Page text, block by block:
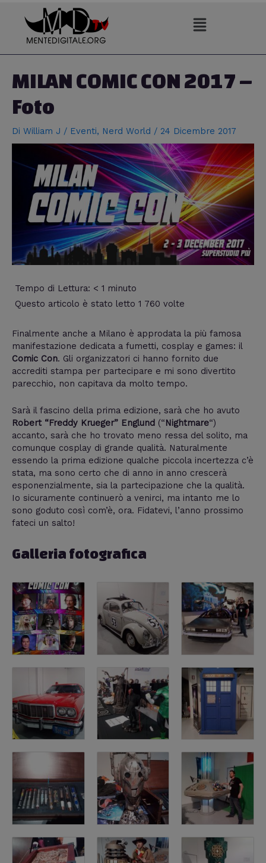
contenuto
MILAN COMIC CON 2017 –
Foto
Di William J / Eventi, Nerd World / 24 Dicembre 2017
Tempo di Lettura: < 1 minuto
Questo articolo è stato letto 1 760 volte
Finalmente anche a Milano è approdata la più famosa
manifestazione dedicata a fumetti, cosplay e games: il
Comic Con. Gli organizzatori ci hanno fornito due
accrediti stampa per partecipare e mi sono divertito
parecchio, non capitava da molto tempo.
Sarà il fascino della prima edizione, sarà che ho avuto
Robert “Freddy Krueger” Englund (“Nightmare“)
accanto, sarà che ho trovato meno ressa del solito, ma
comunque cosplay di grande qualità. Naturalmente
essendo la prima edizione qualche piccola incertezza c’è
stata, ma sono certo che di anno in anno crescerà
esponenzialmente, sia la partecipazione che la qualità.
Io sicuramente continuerò a venirci, ma intanto me lo
sono goduto così com’è, ora. Fidatevi, l’anno prossimo
fateci un salto!
Galleria fotografica
articoli